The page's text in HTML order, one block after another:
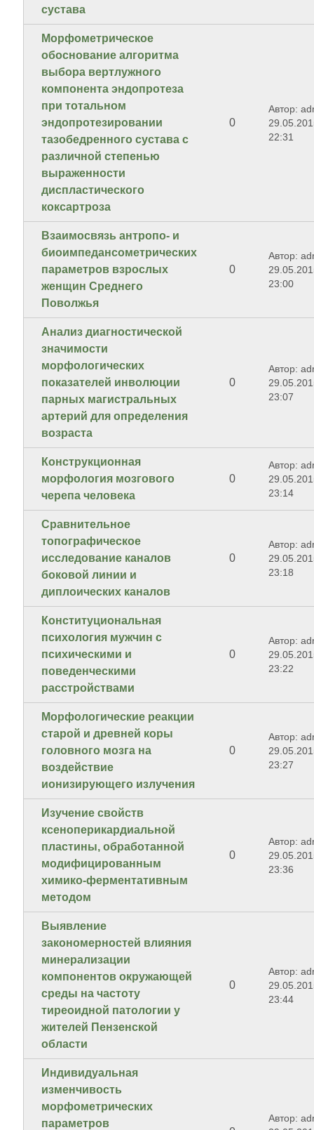
сустава
Морфометрическое
обоснование алгоритма
выбора вертлужного
компонента эндопротеза
при тотальном
эндопротезировании
тазобедренного сустава с
различной степенью
выраженности
диспластического
коксартроза
0
Автор:
22:31
Взаимосвязь антропо- и
биоимпедансометричеcких
параметров взрослых
женщин Среднего
Поволжья
0
Автор:
23:00
Анализ диагностической
значимости
морфологических
показателей инволюции
парных магистральных
артерий для определения
возраста
0
Автор:
23:07
Конструкционная
морфология мозгового
черепа человека
0
Автор:
23:14
Сравнительное
топографическое
исследование каналов
боковой линии и
диплоических каналов
0
Автор:
23:18
Конституциональная
психология мужчин с
психическими и
поведенческими
расстройствами
0
Автор:
23:22
Морфологические реакции
старой и древней коры
головного мозга на
воздействие
ионизирующего излучения
0
Автор:
23:27
Изучение свойств
ксеноперикардиальной
пластины, обработанной
модифицированным
химико-ферментативным
методом
0
Автор:
23:36
Выявление
закономерностей влияния
минерализации
компонентов окружающей
среды на частоту
тиреоидной патологии у
жителей Пензенской
области
0
Автор:
23:44
Индивидуальная
изменчивость
морфометрических
параметров
Автор: